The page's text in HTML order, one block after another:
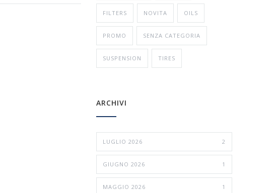
FILTERS NOVITA OILS
PROMO SENZA CATEGORIA
SUSPENSION TIRES
ARCHIVI
LUGLIO 2026 2
GIUGNO 2026 1
MAGGIO 2026 1